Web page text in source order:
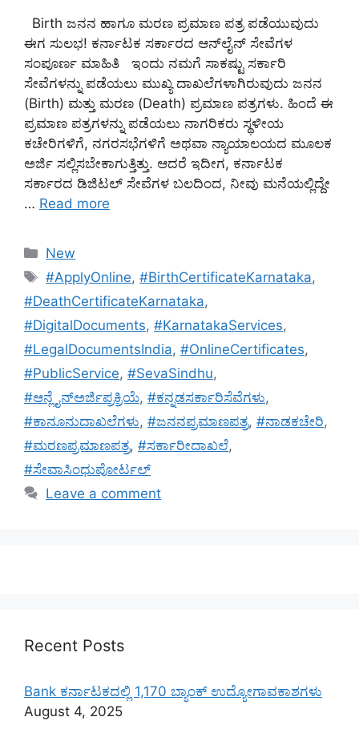
Birth ಜನನ ಹಾಗೂ ಮರಣ ಪ್ರಮಾಣ ಪತ್ರ ಪಡೆಯುವುದು
ಈಗ ಸುಲಭ! ಕರ್ನಾಟಕ ಸರ್ಕಾರದ ಆನ್‌ಲೈನ್ ಸೇವೆಗಳ
ಸಂಪೂರ್ಣ ಮಾಹಿತಿ ಇಂದು ನಮಗೆ ಸಾಕಷ್ಟು ಸರ್ಕಾರಿ
ಸೇವೆಗಳನ್ನು ಪಡೆಯಲು ಮುಖ್ಯ ದಾಖಲೆಗಳಾಗಿರುವುದು ಜನನ
(Birth) ಮತ್ತು ಮರಣ (Death) ಪ್ರಮಾಣ ಪತ್ರಗಳು. ಹಿಂದೆ ಈ
ಪ್ರಮಾಣ ಪತ್ರಗಳನ್ನು ಪಡೆಯಲು ನಾಗರಿಕರು ಸ್ಥಳೀಯ
ಕಚೇರಿಗಳಿಗೆ, ನಗರಸಭೆಗಳಿಗೆ ಅಥವಾ ನ್ಯಾಯಾಲಯದ ಮೂಲಕ
ಅರ್ಜಿ ಸಲ್ಲಿಸಬೇಕಾಗುತ್ತಿತ್ತು. ಆದರೆ ಇದೀಗ, ಕರ್ನಾಟಕ
ಸರ್ಕಾರದ ಡಿಜಿಟಲ್ ಸೇವೆಗಳ ಬಲದಿಂದ, ನೀವು ಮನೆಯಲ್ಲಿದ್ದೇ
… Read more
Categories
New
Tags
#ApplyOnline,#BirthCertificateKarnataka,
#DeathCertificateKarnataka,
#DigitalDocuments, #KarnatakaServices,
#LegalDocumentsIndia, #OnlineCertificates,
#PublicService, #SevaSindhu,
#ಆನ್ಲೈನ್ಅರ್ಜಿಪ್ರಕ್ರಿಯೆ, #ಕನ್ನಡಸರ್ಕಾರಿಸೆವೆಗಳು,
#ಕಾನೂನುದಾಖಲೆಗಳು, #ಜನನಪ್ರಮಾಣಪತ್ರ, #ನಾಡಕಚೇರಿ,
#ಮರಣಪ್ರಮಾಣಪತ್ರ, #ಸರ್ಕಾರೀದಾಖಲೆ,
#ಸೇವಾಸಿಂಧುಪೋರ್ಟಲ್
Leave a comment
Recent Posts
Bank ಕರ್ನಾಟಕದಲ್ಲಿ 1,170 ಬ್ಯಾಂಕ್ ಉದ್ಯೋಗಾವಕಾಶಗಳು
August 4, 2025